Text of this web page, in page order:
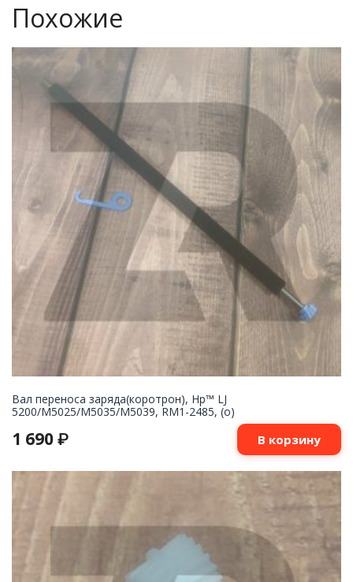
Похожие
Вал переноса заряда(коротрон), Hp™ LJ
5200/M5025/M5035/M5039, RM1-2485, (о)
1 690 ₽ В корзину